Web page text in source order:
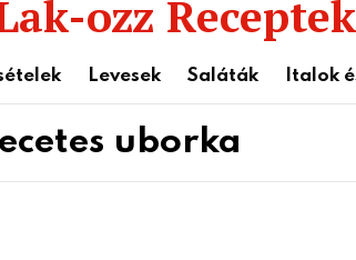
Levesek Saláták Italok
ecetes uborka